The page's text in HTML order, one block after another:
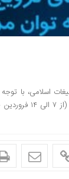
اسلامی، با